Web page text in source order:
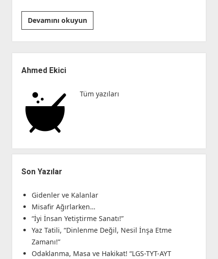
Devamını okuyunÇürüme,
Şizofreni
ve
Tedavi
Menü
Ahmed Ekici
Tüm yazıları
Son Yazılar
Gidenler ve Kalanlar
Misafir Ağırlarken…
“İyi İnsan Yetiştirme Sanatı!”
Yaz Tatili, “Dinlenme Değil, Nesil İnşa Etme
Zamanı!”
Odaklanma, Masa ve Hakikat! “LGS-TYT-AYT